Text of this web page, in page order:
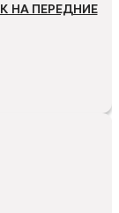
НА ПЕРЕДНИЕ